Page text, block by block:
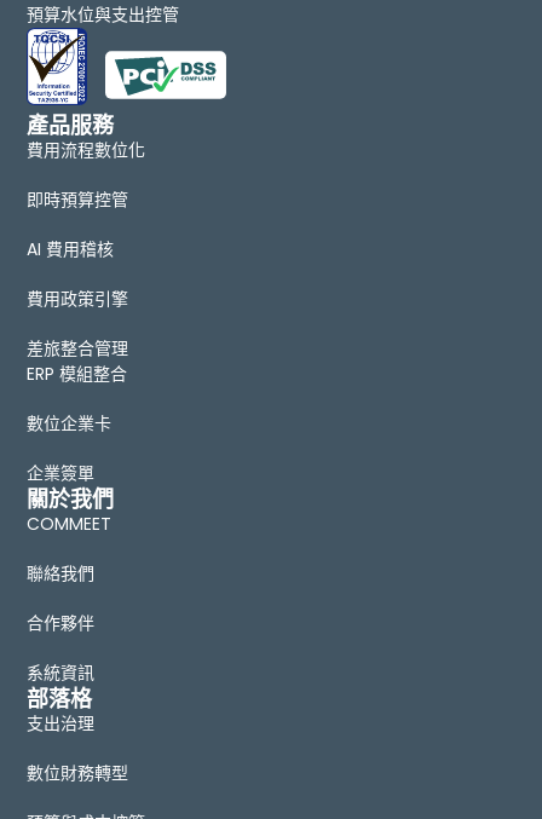
預算水位與支出控管
產品服務
費用流程數位化
即時預算控管
AI 費用稽核
費用政策引擎
差旅整合管理
ERP 模組整合
數位企業卡
企業簽單
關於我們
COMMEET
聯絡我們
合作夥伴
系統資訊
部落格
支出治理
數位財務轉型